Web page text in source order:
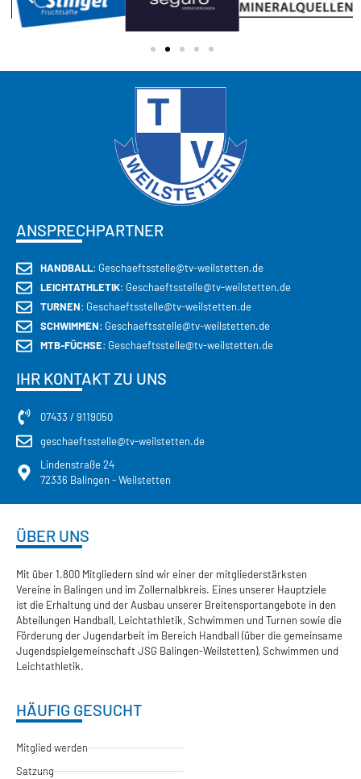
KEMPA
Moderne & funktionale
Sportbekleidung
JETZT ENTDECKEN
ANSPRECHPARTNER
HANDBALL: Geschaeftsstelle@tv-weilstetten.de
LEICHTATHLETIK: Geschaeftsstelle@tv-weilstetten.de
TURNEN: Geschaeftsstelle@tv-weilstetten.de
SCHWIMMEN: Geschaeftsstelle@tv-weilstetten.de
MTB-FÜCHSE: Geschaeftsstelle@tv-weilstetten.de
IHR KONTAKT ZU UNS
07433 / 9119050
geschaeftsstelle@tv-weilstetten.de
Lindenstraße 24
72336 Balingen - Weilstetten
ÜBER UNS
Mit über 1.800 Mitgliedern sind wir einer der mitgliederstärksten
Vereine in Balingen und im Zollernalbkreis. Eines unserer Hauptziele
ist die Erhaltung und der Ausbau unserer Breitensportangebote in den
Abteilungen Handball, Leichtathletik, Schwimmen und Turnen sowie die
Förderung der Jugendarbeit im Bereich Handball (über die gemeinsame
Jugendspielgemeinschaft JSG Balingen-Weilstetten), Schwimmen und
Leichtathletik.
HÄUFIG GESUCHT
Mitglied werden
Satzung